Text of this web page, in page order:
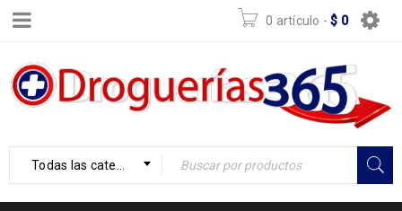
0 artículo - $ 0
Todas las categorías